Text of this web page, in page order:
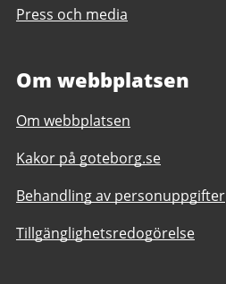
Press och media
Om webbplatsen
Om webbplatsen
Kakor på goteborg.se
Behandling av personuppgifter
Tillgänglighetsredogörelse